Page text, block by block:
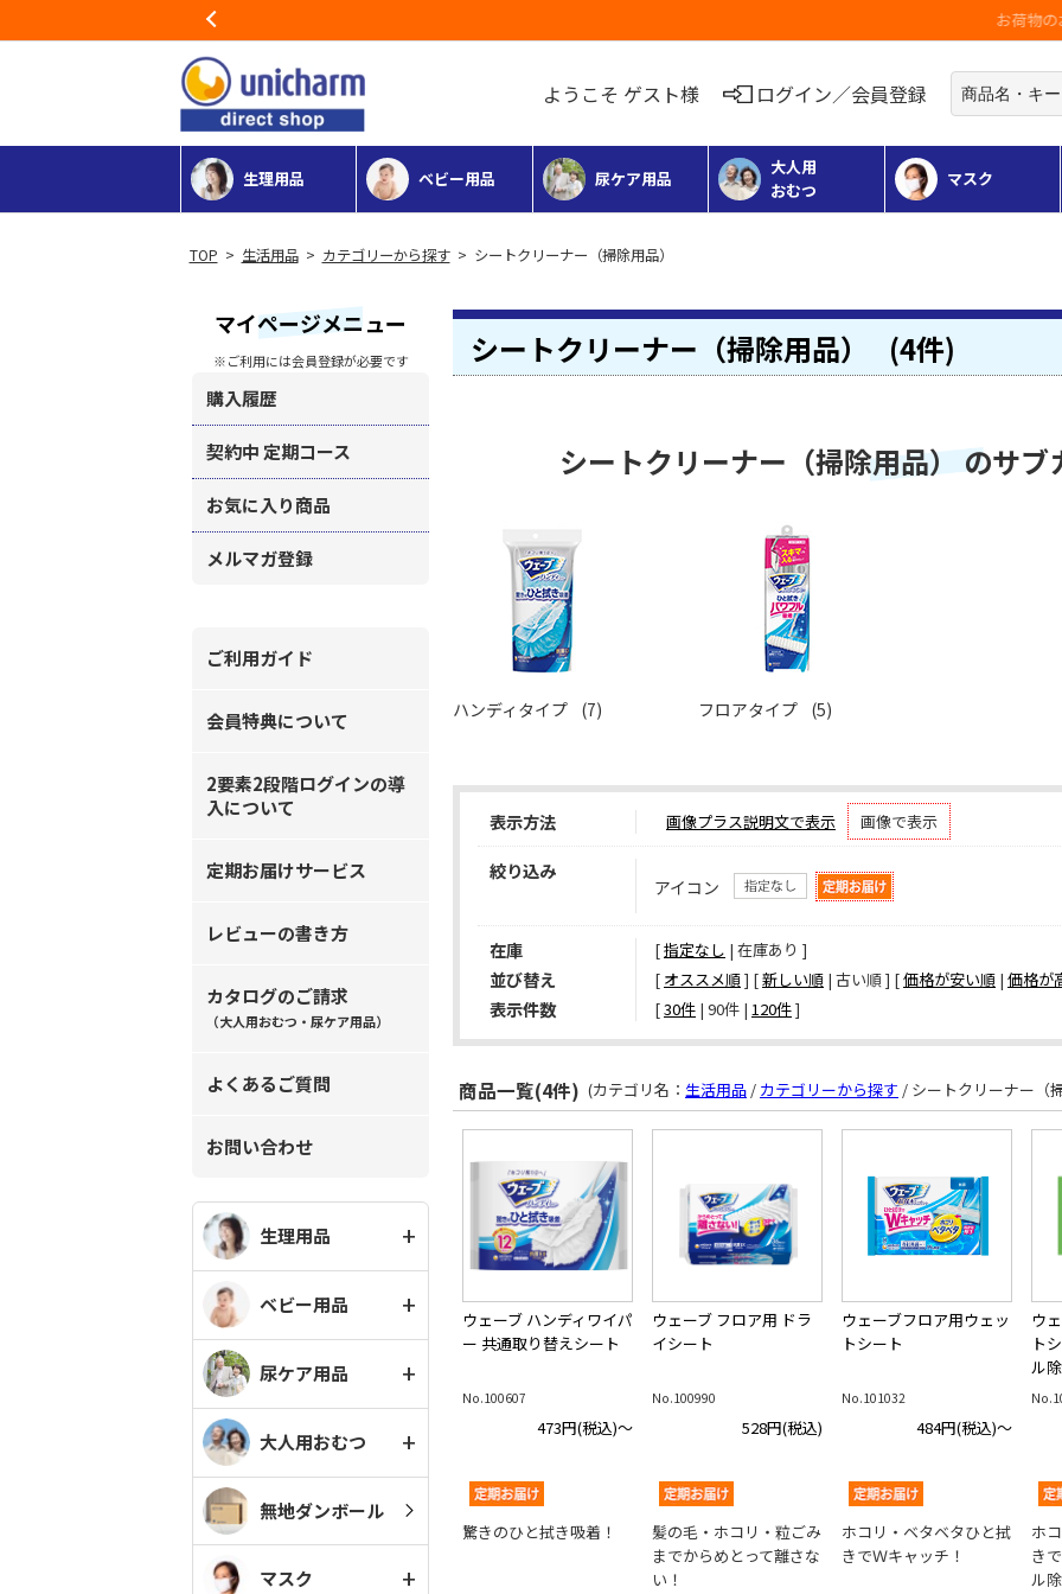
ようこそ ゲスト様 ログイン／会員登録
生理用品 ベビー用品 尿ケア用品
大人用
おむつ
マスク
> 生活用品> カテゴリーから探す> シートクリーナー（掃除用品）
マイページメニュー
※ご利用には会員登録が必要です
購入履歴
契約中 定期コース
お気に入り商品
メルマガ登録
ご利用ガイド
会員特典について
2要素2段階ログインの導
入について
定期お届けサービス
レビューの書き方
カタログのご請求
（大人用おむつ・尿ケア用品）
よくあるご質問
お問い合わせ
生理用品
ベビー用品
尿ケア用品
大人用おむつ
無地ダンボール
マスク
シートクリーナー（掃除用品） (4件)
シートクリーナー（掃除用品） のサ
ハンディタイプ (7) フロアタイプ (5)
表示方法 画像プラス説明文で表示 画像で表示
絞り込み
アイコン
在庫 [指定なし | 在庫あり ]
並び替え [ オススメ順] [新しい順 | 古い順 ] [価格が安い順 | 価格が
表示件数 [ 30件 | 90件 | 120件 ]
商品一覧(4件) (カテゴリ名： 生活用品 / カテゴリーから探す / シートクリーナー（
ウェーブ ハンディワイパ
ー 共通取り替えシート
No.100607
473円(税込)～
驚きのひと拭き吸着！
ウェーブ フロア用 ドラ
イシート
No.100990
528円(税込)
髪の毛・ホコリ・粒ごみ
までからめとって離さな
い！
ウェーブフロア用ウェッ
トシート
No.101032
484円(税込)～
ホコリ・ベタベタひと拭
きでＷキャッチ！
ウ
ト
ル
ホ
き
ル